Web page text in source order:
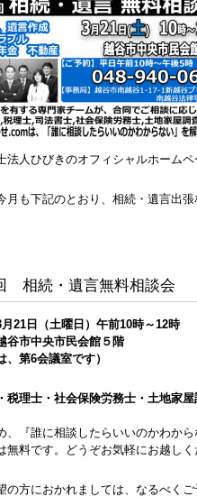
法人ひびきのオフィシャルホーム
月も下記のとおり、相続・遺言出張
相続・遺言無料相談会
21日（土曜日）午前10時～12時
谷市中央市民会館５階
、第6会議室です）
税理士・社会保険労務士・土地家
、『誰に相談したらいいのかわから
無料です。どうぞお気軽にお越しく
の方におかれましては、なるべくご